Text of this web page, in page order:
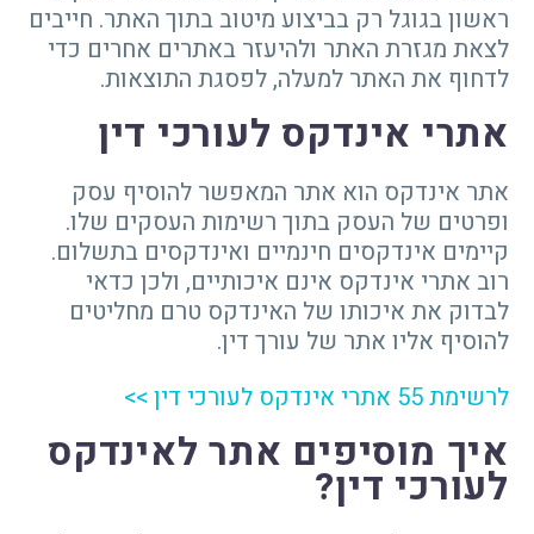
ראשון בגוגל רק בביצוע מיטוב בתוך האתר. חייבים
לצאת מגזרת האתר ולהיעזר באתרים אחרים כדי
לדחוף את האתר למעלה, לפסגת התוצאות.
אתרי אינדקס לעורכי דין
אתר אינדקס הוא אתר המאפשר להוסיף עסק
ופרטים של העסק בתוך רשימות העסקים שלו.
קיימים אינדקסים חינמיים ואינדקסים בתשלום.
רוב אתרי אינדקס אינם איכותיים, ולכן כדאי
לבדוק את איכותו של האינדקס טרם מחליטים
להוסיף אליו אתר של עורך דין.
לרשימת 55 אתרי אינדקס לעורכי דין >>
איך מוסיפים אתר לאינדקס
לעורכי דין?